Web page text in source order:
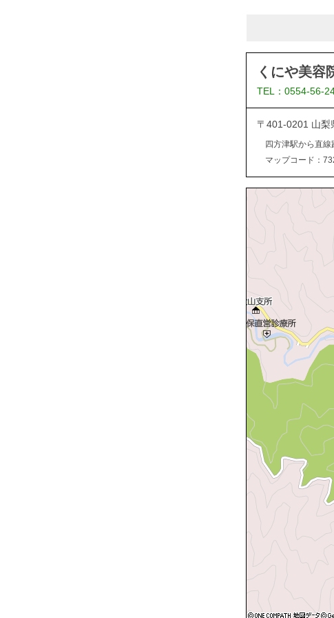
くにや美容
TEL：0554-56-
〒401-0201 山梨
四方津駅から直
マップコード：